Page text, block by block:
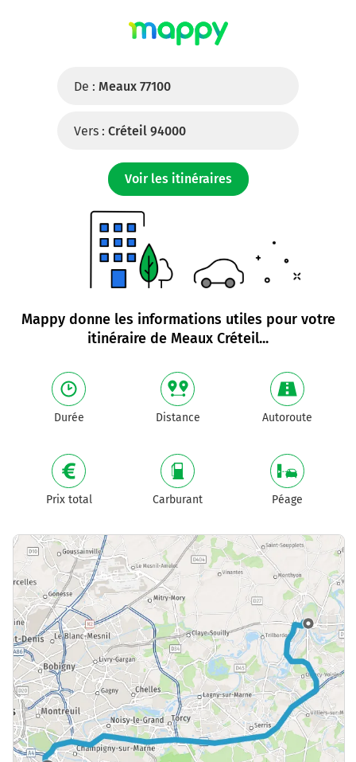
De : Meaux 77100
Vers : Créteil 94000
Voir les itinéraires
Mappy donne les informations utiles pour votre
itinéraire de Meaux Créteil...
Durée Distance Autoroute
Prix total Carburant Péage